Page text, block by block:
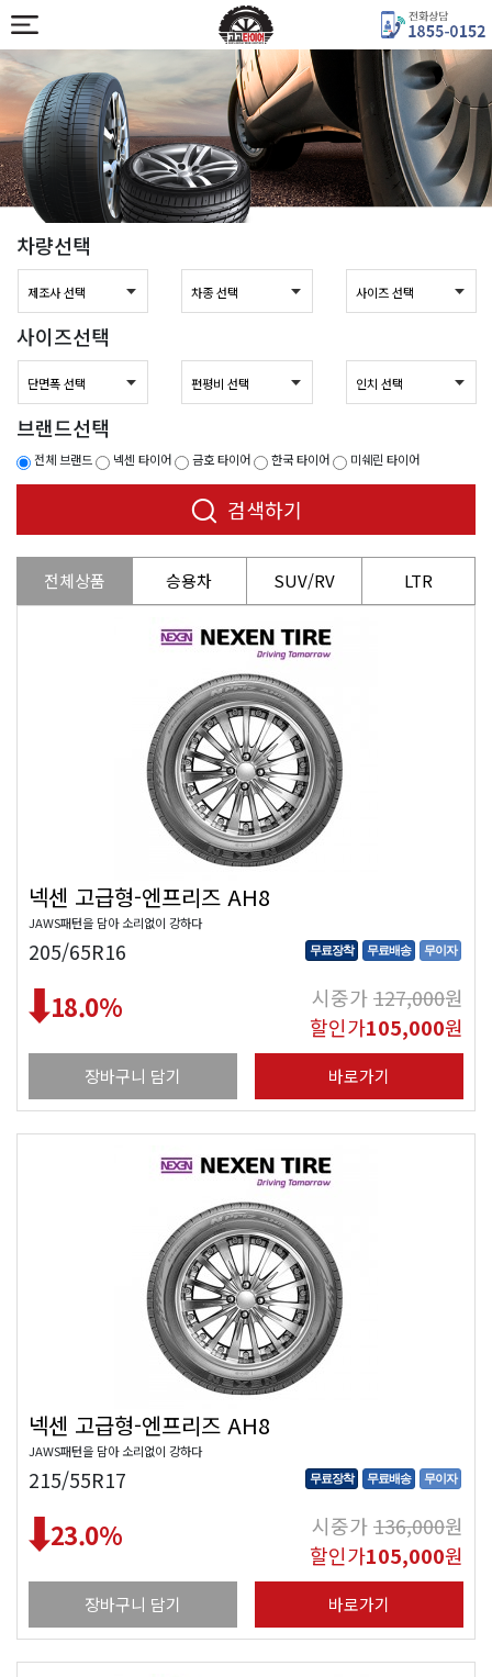
차량선택
사이즈선택
브랜드선택
전체 브랜드 넥센 타이어 금호 타이어 한국 타이어 미쉐린 타이어
검색하기
전체상품 승용차 SUV/RV LTR
넥센 고급형-엔프리즈 AH8
JAWS패턴을 담아 소리없이 강하다
205/65R16 무료장착 무료배송 무이자
18.0% 시중가127,000원
할인가105,000원
장바구니 담기 바로가기
넥센 고급형-엔프리즈 AH8
JAWS패턴을 담아 소리없이 강하다
215/55R17 무료장착 무료배송 무이자
23.0% 시중가136,000원
할인가105,000원
장바구니 담기 바로가기